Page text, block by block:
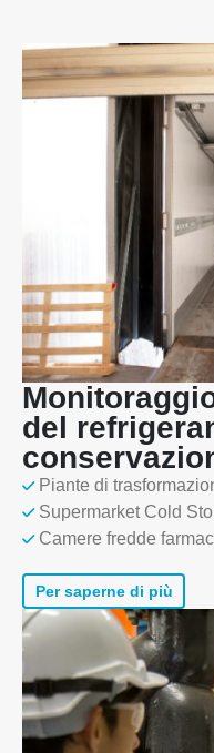
del
Piante di
Supermarket Cold
Camere fredde
Per saperne di più